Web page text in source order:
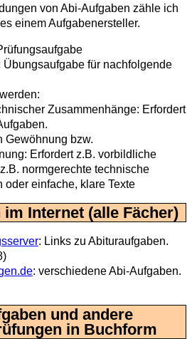
von Abi-Aufgaben zähle ich
einem Aufgabenersteller.
für nachfolgende
Zusammenhänge: Erfordert
Gewöhnung bzw.
Erfordert z.B. vorbildliche
normgerechte technische
oder einfache, klare Texte
Internet (alle Fächer)
: Links zu Abituraufgaben.
: verschiedene Abi-Aufgaben.
und andere
in Buchform